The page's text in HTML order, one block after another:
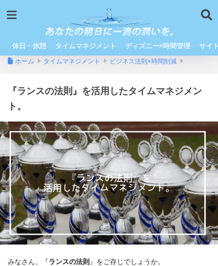
休日・休憩 タイムマネジメント ディズニー×時間管理 サイ
ホーム タイムマネジメント ビジネス法則×時間削減
『ランスの法則』を活用したタイムマネジメン
ト。
みなさん、『ランスの法則 』をご存じでしょうか。